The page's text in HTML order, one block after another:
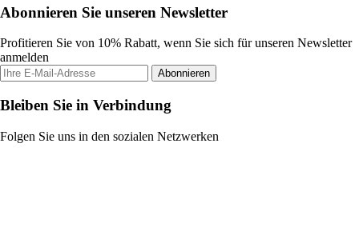
Abonnieren Sie unseren Newsletter
Profitieren Sie von 10% Rabatt, wenn Sie sich für unseren Newsletter
anmelden
Abonnieren
Bleiben Sie in Verbindung
Folgen Sie uns in den sozialen Netzwerken